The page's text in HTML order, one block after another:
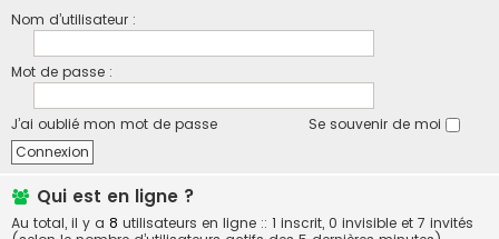
Nom d’utilisateur :
Mot de passe :
J’ai oublié mon mot de passe Se souvenir de moi
Qui est en ligne ?
Au total, il y a 8 utilisateurs en ligne :: 1 inscrit, 0 invisible et 7 invités